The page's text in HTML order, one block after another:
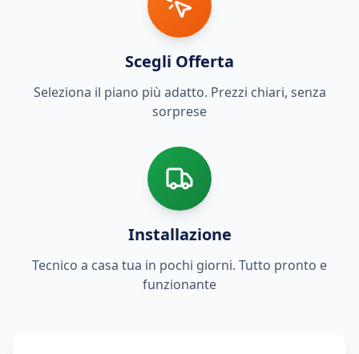
Scegli Offerta
Seleziona il piano più adatto. Prezzi chiari, senza
sorprese
Installazione
Tecnico a casa tua in pochi giorni. Tutto pronto e
funzionante